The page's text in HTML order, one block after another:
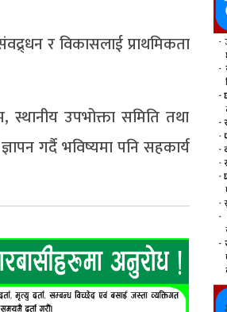
र विकासलाई प्राथमिकता
उपभोक्ता समिति तथा
गर्दै भविष्यमा पनि सहकार्य